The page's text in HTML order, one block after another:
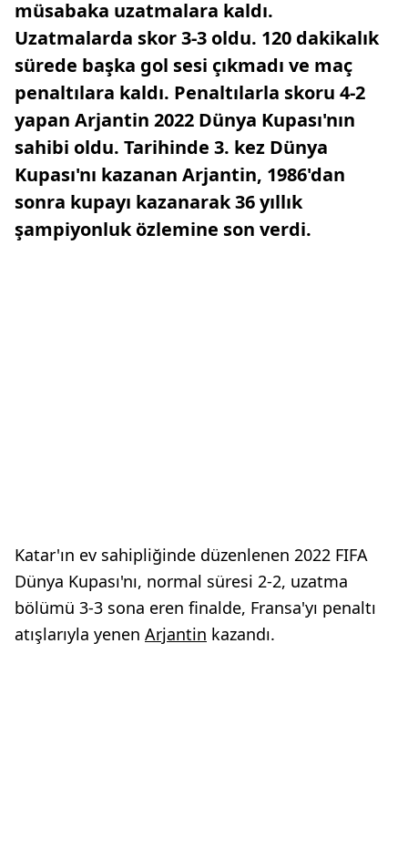
müsabaka uzatmalara kaldı.
Uzatmalarda skor 3-3 oldu. 120 dakikalık
sürede başka gol sesi çıkmadı ve maç
penaltılara kaldı. Penaltılarla skoru 4-2
yapan Arjantin 2022 Dünya Kupası'nın
sahibi oldu. Tarihinde 3. kez Dünya
Kupası'nı kazanan Arjantin, 1986'dan
sonra kupayı kazanarak 36 yıllık
şampiyonluk özlemine son verdi.
Katar'ın ev sahipliğinde düzenlenen 2022 FIFA
Dünya Kupası'nı, normal süresi 2-2, uzatma
bölümü 3-3 sona eren finalde, Fransa'yı penaltı
atışlarıyla yenen Arjantin kazandı.